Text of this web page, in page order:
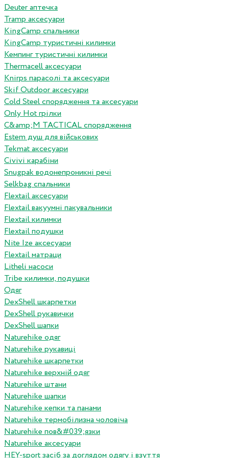
Deuter аптечка
Tramp аксесуари
KingCamp спальники
KingCamp туристичні килимки
Кемпинг туристичні килимки
Thermacell аксесуари
Knirps парасолі та аксесуари
Skif Outdoor аксесуари
Cold Steel спорядження та аксесуари
Only Hot грілки
C&amp;M TACTICAL спорядження
Estem душ для військових
Tekmat аксесуари
Сivivi карабіни
Snugpak водонепроникні речі
Selkbag спальники
Flextail аксесуари
Flextail вакуумні пакувальники
Flextail килимки
Flextail подушки
Nite Ize аксесуари
Flextail матраци
Litheli насоси
Tribe килимки, подушки
Одяг
DexShell шкарпетки
DexShell рукавички
DexShell шапки
Naturehike одяг
Naturehike рукавиці
Naturehike шкарпетки
Naturehike верхній одяг
Naturehike штани
Naturehike шапки
Naturehike кепки та панами
Naturehike термобілизна чоловіча
Naturehike пов&#039;язки
Naturehike аксесуари
HEY-sport засіб за доглядом одягу і взуття